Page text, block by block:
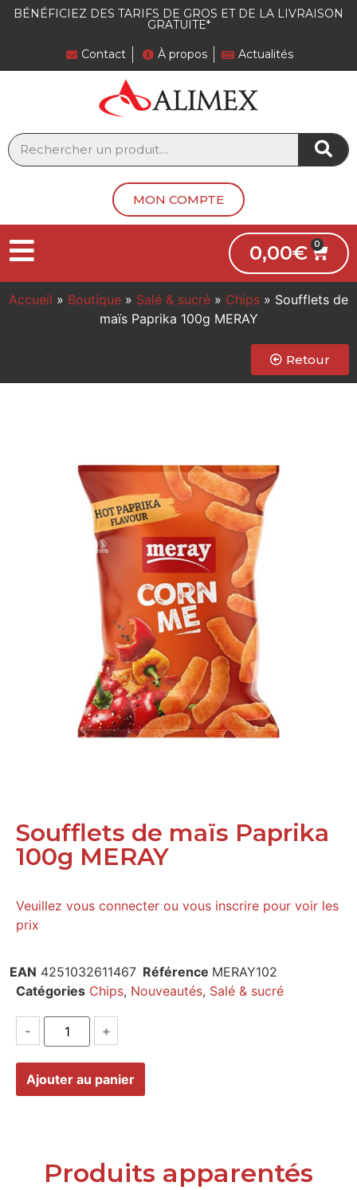
BÉNÉFICIEZ DES TARIFS DE GROS ET DE LA LIVRAISON
GRATUITE*
Contact À propos Actualités
MON COMPTE
0,00€
Accueil » Boutique » Salé & sucré » Chips » Soufflets de
maïs Paprika 100g MERAY
Retour
Soufflets de maïs Paprika
100g MERAY
Veuillez vous connecter ou vous inscrire pour voir les
prix
EAN 4251032611467 Référence MERAY102
Catégories Chips, Nouveautés, Salé & sucré
- +
Ajouter au panier
Produits apparentés